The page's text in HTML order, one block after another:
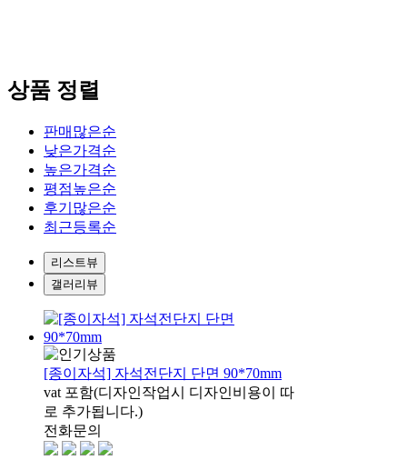
상품 정렬
판매많은순
낮은가격순
높은가격순
평점높은순
후기많은순
최근등록순
리스트뷰
갤러리뷰
[종이자석] 자석전단지 단면 90*70mm
vat 포함(디자인작업시 디자인비용이 따
로 추가됩니다.)
전화문의